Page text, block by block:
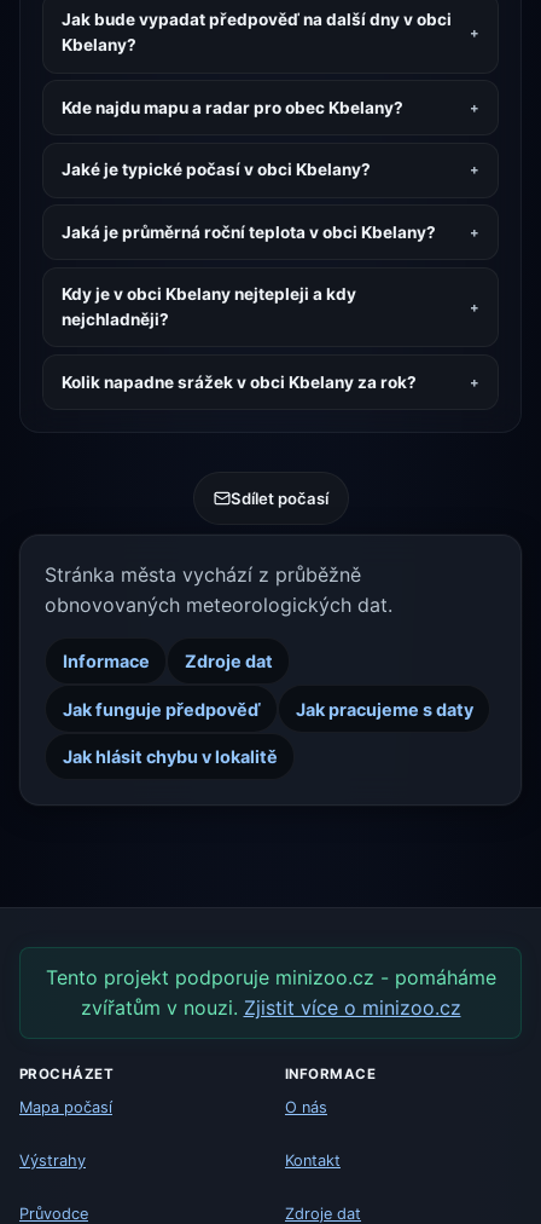
Jak bude vypadat předpověď na další dny v obci
Kbelany?
Kde najdu mapu a radar pro obec Kbelany?
Jaké je typické počasí v obci Kbelany?
Jaká je průměrná roční teplota v obci Kbelany?
Kdy je v obci Kbelany nejtepleji a kdy
nejchladněji?
Kolik napadne srážek v obci Kbelany za rok?
Sdílet počasí
Stránka města vychází z průběžně
obnovovaných meteorologických dat.
Informace Zdroje dat
Jak funguje předpověď Jak pracujeme s daty
Jak hlásit chybu v lokalitě
Tento projekt podporuje minizoo.cz - pomáháme
zvířatům v nouzi. Zjistit více o minizoo.cz
PROCHÁZET
Mapa počasí
Výstrahy
Průvodce
INFORMACE
O nás
Kontakt
Zdroje dat